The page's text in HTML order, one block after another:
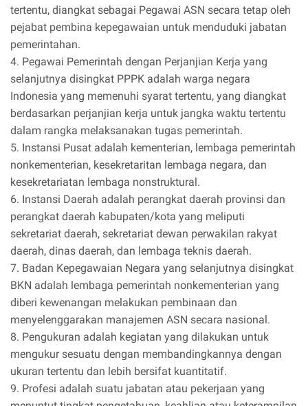
tertentu, diangkat sebagai Pegawai ASN secara tetap oleh
pejabat pembina kepegawaian untuk menduduki jabatan
pemerintahan.
4. Pegawai Pemerintah dengan Perjanjian Kerja yang
selanjutnya disingkat PPPK adalah warga negara
Indonesia yang memenuhi syarat tertentu, yang diangkat
berdasarkan perjanjian kerja untuk jangka waktu tertentu
dalam rangka melaksanakan tugas pemerintah.
5. Instansi Pusat adalah kementerian, lembaga pemerintah
nonkementerian, kesekretaritan lembaga negara, dan
kesekretariatan lembaga nonstruktural.
6. Instansi Daerah adalah perangkat daerah provinsi dan
perangkat daerah kabupaten/kota yang meliputi
sekretariat daerah, sekretariat dewan perwakilan rakyat
daerah, dinas daerah, dan lembaga teknis daerah.
7. Badan Kepegawaian Negara yang selanjutnya disingkat
BKN adalah lembaga pemerintah nonkementerian yang
diberi kewenangan melakukan pembinaan dan
menyelenggarakan manajemen ASN secara nasional.
8. Pengukuran adalah kegiatan yang dilakukan untuk
mengukur sesuatu dengan membandingkannya dengan
ukuran tertentu dan lebih bersifat kuantitatif.
9. Profesi adalah suatu jabatan atau pekerjaan yang